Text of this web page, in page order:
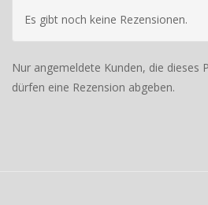
Es gibt noch keine Rezensionen.
Nur angemeldete Kunden, die dieses
dürfen eine Rezension abgeben.